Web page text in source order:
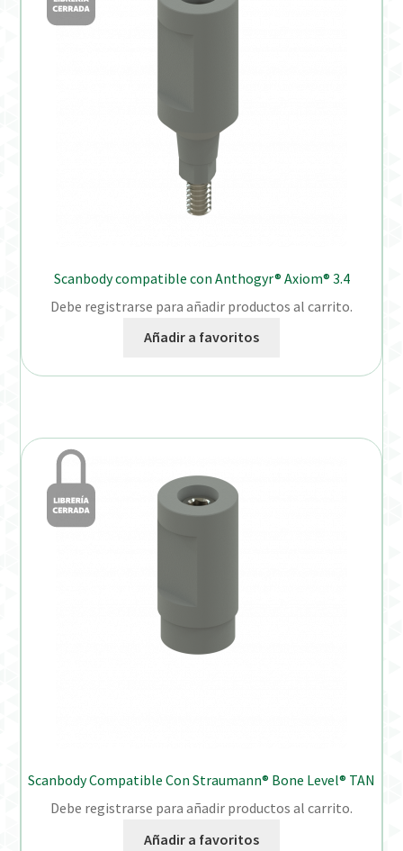
Scanbody compatible con Anthogyr® Axiom® 3.4
Debe registrarse para añadir productos al carrito.
Añadir a favoritos
Scanbody Compatible Con Straumann® Bone Level® TAN
Debe registrarse para añadir productos al carrito.
Añadir a favoritos